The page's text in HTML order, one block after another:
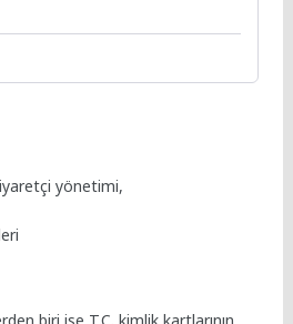
yönetimi,
biri ise T.C. kimlik kartlarının